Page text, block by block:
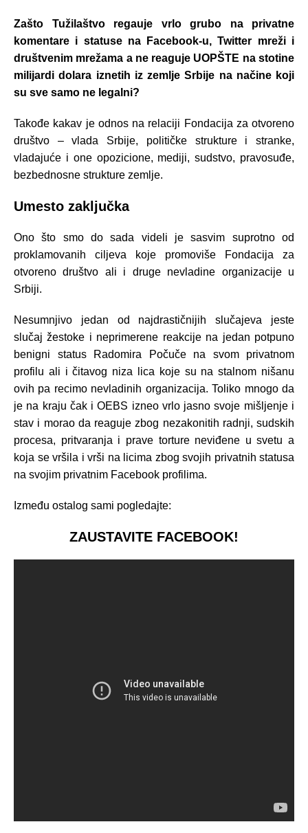
Zašto Tužilaštvo regauje vrlo grubo na privatne
komentare i statuse na Facebook-u, Twitter mreži i
društvenim mrežama a ne reaguje UOPŠTE na stotine
milijardi dolara iznetih iz zemlje Srbije na načine koji
su sve samo ne legalni?
Takođe kakav je odnos na relaciji Fondacija za otvoreno
društvo – vlada Srbije, političke strukture i stranke,
vladajuće i one opozicione, mediji, sudstvo, pravosuđe,
bezbednosne strukture zemlje.
Umesto zaključka
Ono što smo do sada videli je sasvim suprotno od
proklamovanih ciljeva koje promoviše Fondacija za
otvoreno društvo ali i druge nevladine organizacije u
Srbiji.
Nesumnjivo jedan od najdrastičnijih slučajeva jeste
slučaj žestoke i neprimerene reakcije na jedan potpuno
benigni status Radomira Počuče na svom privatnom
profilu ali i čitavog niza lica koje su na stalnom nišanu
ovih pa recimo nevladinih organizacija. Toliko mnogo da
je na kraju čak i OEBS izneo vrlo jasno svoje mišljenje i
stav i morao da reaguje zbog nezakonitih radnji, sudskih
procesa, pritvaranja i prave torture neviđene u svetu a
koja se vršila i vrši na licima zbog svojih privatnih statusa
na svojim privatnim Facebook profilima.
Između ostalog sami pogledajte:
ZAUSTAVITE FACEBOOK!